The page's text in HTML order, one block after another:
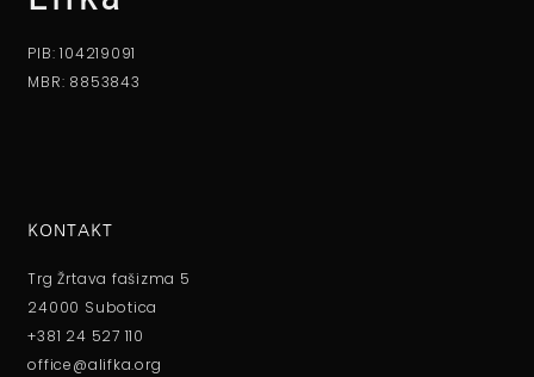
PIB: 104219091
MBR: 8853843
KONTAKT
Trg Žrtava fašizma 5
24000 Subotica
+381 24 527 110
office@alifka.org